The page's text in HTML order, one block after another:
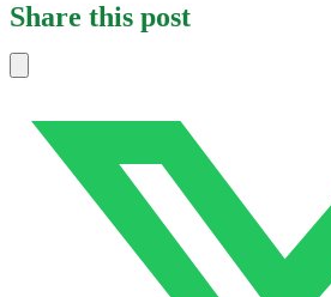
Share this post